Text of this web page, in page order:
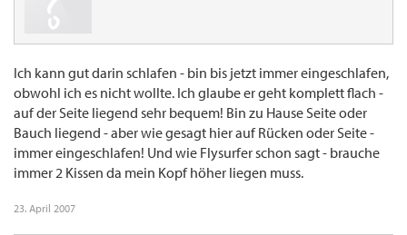
Ich kann gut darin schlafen - bin bis jetzt immer eingeschlafen,
obwohl ich es nicht wollte. Ich glaube er geht komplett flach -
auf der Seite liegend sehr bequem! Bin zu Hause Seite oder
Bauch liegend - aber wie gesagt hier auf Rücken oder Seite -
immer eingeschlafen! Und wie Flysurfer schon sagt - brauche
immer 2 Kissen da mein Kopf höher liegen muss.
23. April 2007